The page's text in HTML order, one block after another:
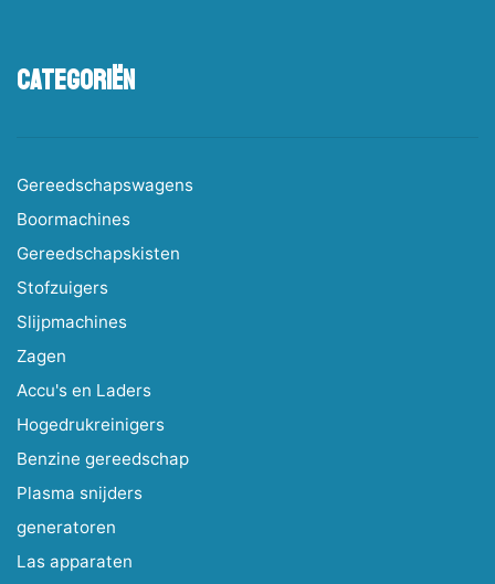
Categoriën
Gereedschapswagens
Boormachines
Gereedschapskisten
Stofzuigers
Slijpmachines
Zagen
Accu's en Laders
Hogedrukreinigers
Benzine gereedschap
Plasma snijders
generatoren
Las apparaten